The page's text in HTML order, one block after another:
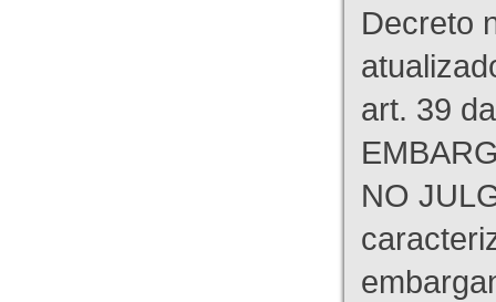
Decreto
art. 39
NO